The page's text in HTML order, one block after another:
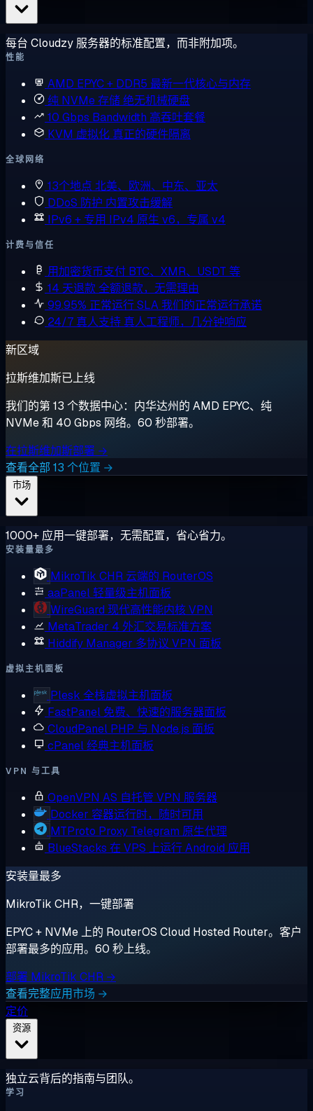
每台 Cloudzy 服务器的标准配置，而非附加项。
性能
AMD EPYC + DDR5 最新一代核心与内存
纯 NVMe 存储绝无机械硬盘
10 Gbps Bandwidth 高吞吐套餐
KVM 虚拟化 真正的硬件隔离
全球网络
13个地点 北美、欧洲、中东、亚太
DDoS 防护 内置攻击缓解
IPv6 + 专用 IPv4 原生 v6，专属 v4
计费与信任
用加密货币支付 BTC、XMR、USDT 等
14 天退款全额退款，无需理由
99.95% 正常运行 SLA我们的正常运行承诺
24/7 真人支持 真人工程师，几分钟响应
新区域
拉斯维加斯已上线
我们的第 13 个数据中心：内华达州的 AMD EPYC、纯
NVMe 和 40 Gbps 网络。60 秒部署。
在拉斯维加斯部署 →
查看全部 13 个位置 →
1000+ 应用一键部署，无需配置，省心省力。
安装量最多
MikroTik CHR 云端的 RouterOS
aaPanel轻量级主机面板
WireGuard 现代高性能内核 VPN
MetaTrader 4 外汇交易标准方案
Hiddify Manager 多协议 VPN 面板
虚拟主机面板
Plesk 全栈虚拟主机面板
FastPanel 免费、快速的服务器面板
CloudPanel PHP 与 Node.js 面板
cPanel经典主机面板
VPN 与工具
OpenVPN AS 自托管 VPN 服务器
Docker 容器运行时，随时可用
MTProto Proxy Telegram 原生代理
BlueStacks 在 VPS 上运行 Android 应用
安装量最多
MikroTik CHR，一键部署
EPYC + NVMe 上的 RouterOS Cloud Hosted Router。客户
部署最多的应用。60 秒上线。
部署 MikroTik CHR →
查看完整应用市场 →
定价
独立云背后的指南与团队。
学习